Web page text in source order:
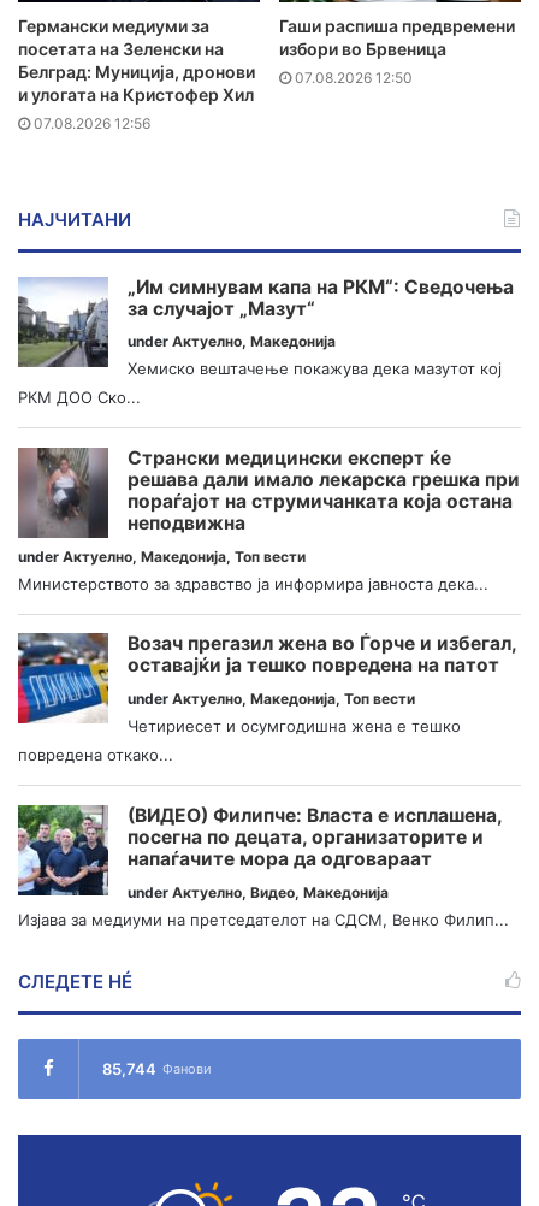
Германски медиуми за
посетата на Зеленски на
Белград: Муниција, дронови
и улогата на Кристофер Хил
07.08.2026 12:56
Гаши распиша предвремени
избори во Брвеница
07.08.2026 12:50
НАЈЧИТАНИ
„Им симнувам капа на РКМ“: Сведочења
за случајот „Мазут“
under Актуелно, Македонија
Хемиско вештачење покажува дека мазутот кој
РКМ ДОО Ско...
Странски медицински експерт ќе
решава дали имало лекарска грешка при
пораѓајот на струмичанката која остана
неподвижна
under Актуелно, Македонија, Топ вести
Министерството за здравство ја информира јавноста дека...
Возач прегазил жена во Ѓорче и избегал,
оставајќи ја тешко повредена на патот
under Актуелно, Македонија, Топ вести
Четириесет и осумгодишна жена е тешко
повредена откако...
(ВИДЕО) Филипче: Власта е исплашена,
посегна по децата, организаторите и
напаѓачите мора да одговараат
under Актуелно, Видео, Македонија
Изјава за медиуми на претседателот на СДСМ, Венко Филип...
СЛЕДЕТЕ НÉ
85,744 Фанови